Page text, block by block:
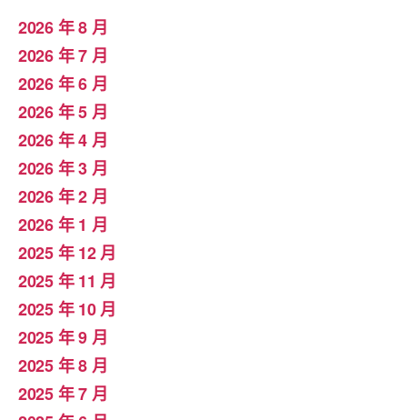
2026 年 8 月
2026 年 7 月
2026 年 6 月
2026 年 5 月
2026 年 4 月
2026 年 3 月
2026 年 2 月
2026 年 1 月
2025 年 12 月
2025 年 11 月
2025 年 10 月
2025 年 9 月
2025 年 8 月
2025 年 7 月